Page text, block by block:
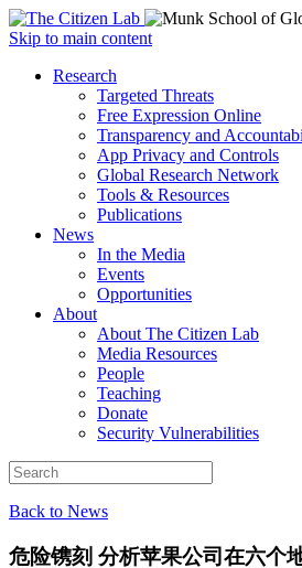
Open
menu
Skip to main content
Close
Research
Targeted Threats
Free Expression Online
Transparency and
App Privacy and Controls
Global Research Network
Tools & Resources
Publications
News
In the Media
Events
Opportunities
About
About The Citizen Lab
Media Resources
People
Teaching
Donate
Security Vulnerabilities
Back to News
危险镌刻 分析苹果公司在六个